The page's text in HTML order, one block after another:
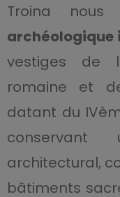
Troina nous
archéologique
vestiges de
romaine et
datant du
conservant
architectural,
bâtiments